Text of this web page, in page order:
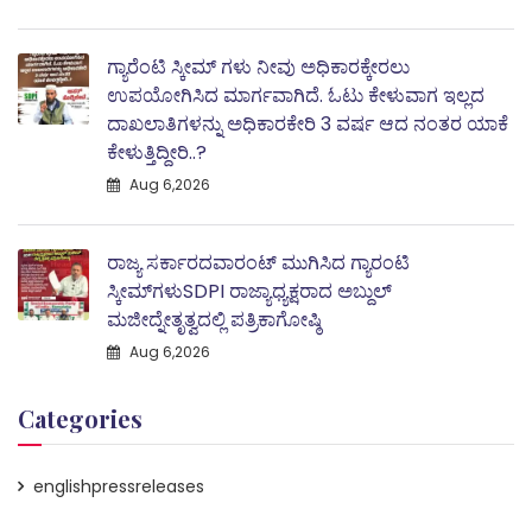
ಗ್ಯಾರೆಂಟಿ ಸ್ಕೀಮ್ ಗಳು ನೀವು ಅಧಿಕಾರಕ್ಕೇರಲು
ಉಪಯೋಗಿಸಿದ ಮಾರ್ಗವಾಗಿದೆ. ಓಟು ಕೇಳುವಾಗ ಇಲ್ಲದ
ದಾಖಲಾತಿಗಳನ್ನು ಅಧಿಕಾರಕೇರಿ 3 ವರ್ಷ ಆದ ನಂತರ ಯಾಕೆ
ಕೇಳುತ್ತಿದ್ದೀರಿ..?
Aug 6,2026
ರಾಜ್ಯ ಸರ್ಕಾರದವಾರಂಟ್ ಮುಗಿಸಿದ ಗ್ಯಾರಂಟಿ
ಸ್ಕೀಮ್‌ಗಳುSDPI ರಾಜ್ಯಾಧ್ಯಕ್ಷರಾದ ಅಬ್ದುಲ್
ಮಜೀದ್ನೇತೃತ್ವದಲ್ಲಿ ಪತ್ರಿಕಾಗೋಷ್ಠಿ
Aug 6,2026
Categories
englishpressreleases